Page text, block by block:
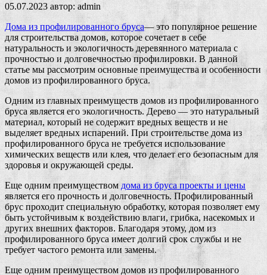
05.07.2023 автор: admin
Дома из профилированного бруса— это популярное решение
для строительства домов, которое сочетает в себе
натуральность и экологичность деревянного материала с
прочностью и долговечностью профилировки. В данной
статье мы рассмотрим основные преимущества и особенности
домов из профилированного бруса.
Одним из главных преимуществ домов из профилированного
бруса является его экологичность. Дерево — это натуральный
материал, который не содержит вредных веществ и не
выделяет вредных испарений. При строительстве дома из
профилированного бруса не требуется использование
химических веществ или клея, что делает его безопасным для
здоровья и окружающей среды.
Еще одним преимуществомдома из бруса проекты и цены
является его прочность и долговечность. Профилированный
брус проходит специальную обработку, которая позволяет ему
быть устойчивым к воздействию влаги, грибка, насекомых и
других внешних факторов. Благодаря этому, дом из
профилированного бруса имеет долгий срок службы и не
требует частого ремонта или замены.
Еще одним преимуществом домов из профилированного